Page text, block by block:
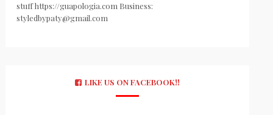
stuff https://guapologia.com Business:
styledbypaty@gmail.com
LIKE US ON FACEBOOK!!